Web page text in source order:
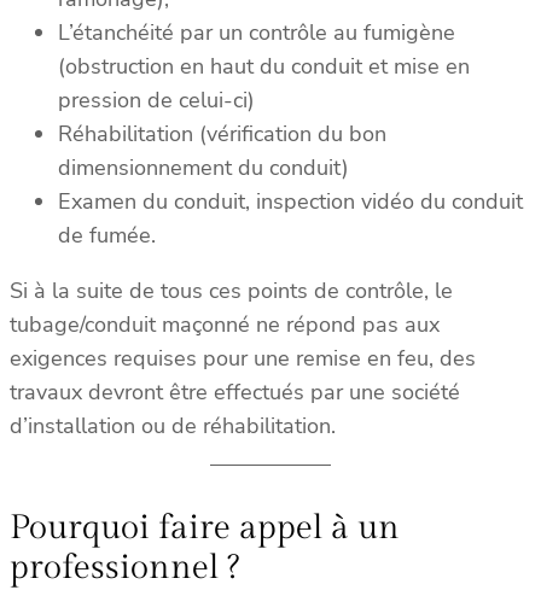
L’étanchéité par un contrôle au fumigène
(obstruction en haut du conduit et mise en
pression de celui-ci)
Réhabilitation (vérification du bon
dimensionnement du conduit)
Examen du conduit, inspection vidéo du conduit
de fumée.
Si à la suite de tous ces points de contrôle, le
tubage/conduit maçonné ne répond pas aux
exigences requises pour une remise en feu, des
travaux devront être effectués par une société
d’installation ou de réhabilitation.
Pourquoi faire appel à un
professionnel ?